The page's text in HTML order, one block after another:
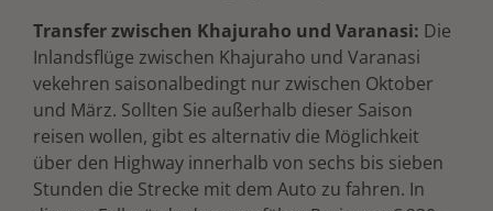
Transfer zwischen Khajuraho und Varanasi: Die
Inlandsflüge zwischen Khajuraho und Varanasi
vekehren saisonalbedingt nur zwischen Oktober
und März. Sollten Sie außerhalb dieser Saison
reisen wollen, gibt es alternativ die Möglichkeit
über den Highway innerhalb von sechs bis sieben
Stunden die Strecke mit dem Auto zu fahren. In